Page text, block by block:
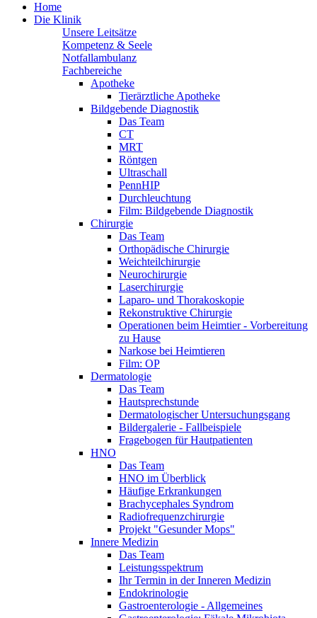
Home
Die Klinik
Unsere Leitsätze
Kompetenz & Seele
Notfallambulanz
Fachbereiche
Apotheke
Tierärztliche Apotheke
Bildgebende Diagnostik
Das Team
CT
MRT
Röntgen
Ultraschall
PennHIP
Durchleuchtung
Film: Bildgebende Diagnostik
Chirurgie
Das Team
Orthopädische Chirurgie
Weichteilchirurgie
Neurochirurgie
Laserchirurgie
Laparo- und Thorakoskopie
Rekonstruktive Chirurgie
Operationen beim Heimtier - Vorbereitung
zu Hause
Narkose bei Heimtieren
Film: OP
Dermatologie
Das Team
Hautsprechstunde
Dermatologischer Untersuchungsgang
Bildergalerie - Fallbeispiele
Fragebogen für Hautpatienten
HNO
Das Team
HNO im Überblick
Häufige Erkrankungen
Brachycephales Syndrom
Radiofrequenzchirurgie
Projekt "Gesunder Mops"
Innere Medizin
Das Team
Leistungsspektrum
Ihr Termin in der Inneren Medizin
Endokrinologie
Gastroenterologie - Allgemeines